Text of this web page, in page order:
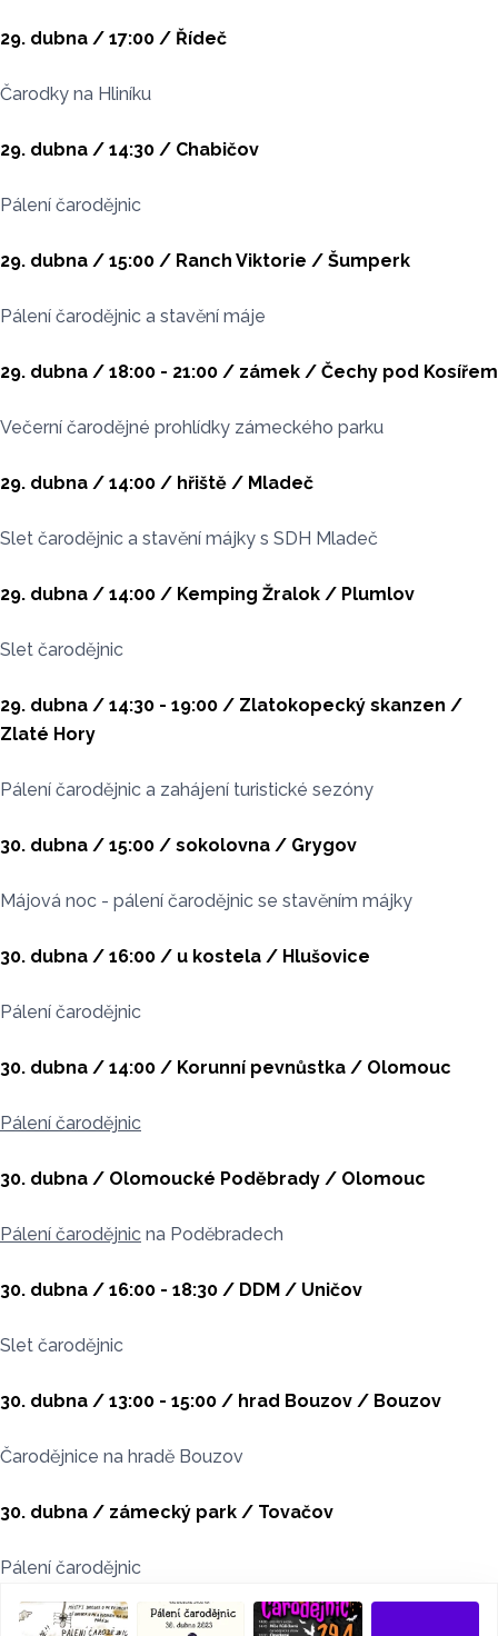
29. dubna / 17:00 / Řídeč
Čarodky na Hliníku
29. dubna / 14:30 / Chabičov
Pálení čarodějnic
29. dubna / 15:00 / Ranch Viktorie / Šumperk
Pálení čarodějnic a stavění máje
29. dubna / 18:00 - 21:00 / zámek / Čechy pod Kosířem
Večerní čarodějné prohlídky zámeckého parku
29. dubna / 14:00 / hřiště / Mladeč
Slet čarodějnic a stavění májky s SDH Mladeč
29. dubna / 14:00 / Kemping Žralok / Plumlov
Slet čarodějnic
29. dubna / 14:30 - 19:00 / Zlatokopecký skanzen /
Zlaté Hory
Pálení čarodějnic a zahájení turistické sezóny
30. dubna / 15:00 / sokolovna / Grygov
Májová noc - pálení čarodějnic se stavěním májky
30. dubna / 16:00 / u kostela / Hlušovice
Pálení čarodějnic
30. dubna / 14:00 / Korunní pevnůstka / Olomouc
Pálení čarodějnic
30. dubna / Olomoucké Poděbrady / Olomouc
Pálení čarodějnic na Poděbradech
30. dubna / 16:00 - 18:30 / DDM / Uničov
Slet čarodějnic
30. dubna / 13:00 - 15:00 / hrad Bouzov / Bouzov
Čarodějnice na hradě Bouzov
30. dubna / zámecký park / Tovačov
Pálení čarodějnic